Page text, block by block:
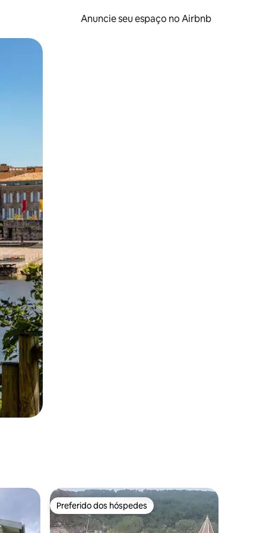
Anuncie seu espaço no Airbnb
o dedo na tela.
Preferido dos hóspedes
Preferido dos hóspedes